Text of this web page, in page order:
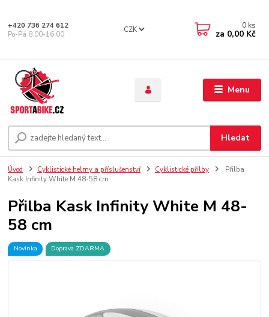
Menu
CZK
Hledat
+420 736 274 612
Po-Pá 8.00-16.00
0 ks
za 0,00 Kč
Úvod Cyklistické helmy a příslušenství Cyklistické přilby
Přilba
Kask Infinity White M 48-58 cm
Přilba Kask Infinity White M 48-
58 cm
Novinka Doprava ZDARMA